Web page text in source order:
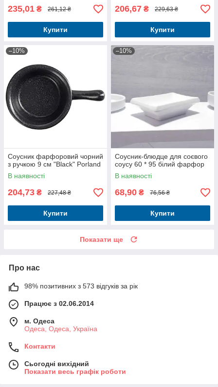
235,01 ₴ 261,12 ₴
Купити
206,67 ₴ 229,63 ₴
Купити
–10%
Соусник фарфоровий чорний
з ручкою 9 см "Black" Porland
В наявності
204,73 ₴ 227,48 ₴
Купити
–10%
Соусник-блюдце для соєвого
соусу 60 * 95 білий фарфор
В наявності
68,90 ₴ 76,56 ₴
Купити
Показати ще
Про нас
98% позитивних з 573 відгуків за рік
Працює з 02.06.2014
м. Одеса
Одеса, Одеса, Україна
Контакти
Сьогодні вихідний
Показати весь графік роботи